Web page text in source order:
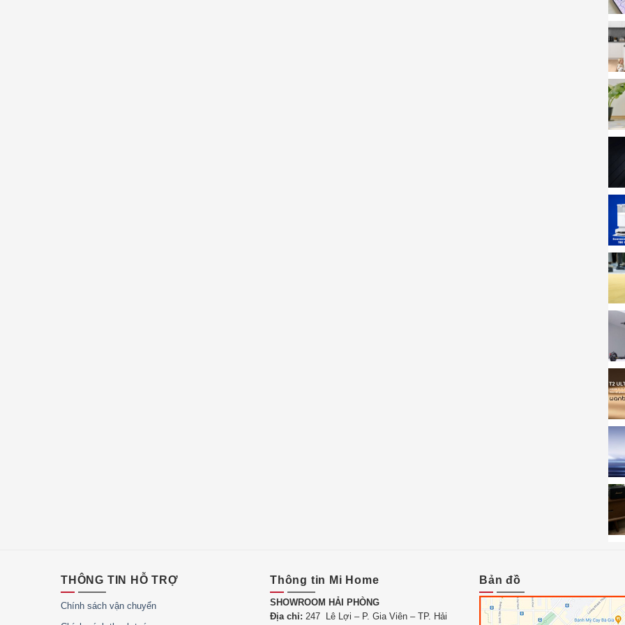
THÔNG TIN HỖ TRỢ
Chính sách vận chuyển
Thông tin Mi Home
SHOWROOM HẢI PHÒNG
Địa chỉ: 247 Lê Lợi – P. Gia Viên – TP. Hải
Bản đồ